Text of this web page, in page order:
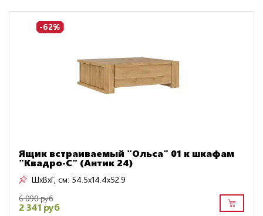
-62%
Ящик встраиваемый "Ольса" 01 к шкафам
"Квадро-С" (Антик 24)
ШxВxГ, см: 54.5x14.4x52.9
6 090 руб
2 341 руб